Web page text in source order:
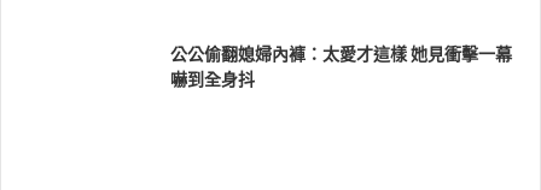
公公偷翻媳婦內褲：太愛才這樣 她見衝擊一幕
嚇到全身抖